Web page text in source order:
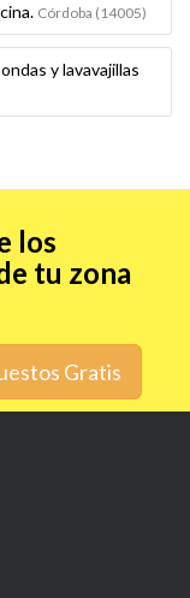
Córdoba (14005)
y lavavajillas
los
tu zona
Gratis